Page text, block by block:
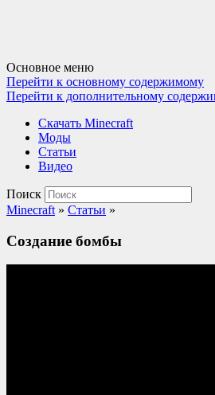
Основное меню
Перейти к основному содержимому
Перейти к дополнительному
Cкачать Minecraft
Моды
Статьи
Видео
Поиск
Minecraft » Статьи »
Создание бомбы